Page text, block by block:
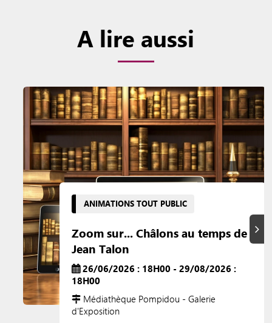
A lire aussi
ANIMATIONS TOUT PUBLIC
Zoom sur... Châlons au temps de
Jean Talon
26/06/2026 : 18H00 - 29/08/2026 :
18H00
Médiathèque Pompidou - Galerie
d'Exposition